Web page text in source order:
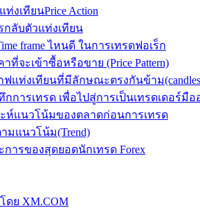
งเทียนPrice Action
กลับตัวแท่งเทียน
frame ไหนดี ในการเทรดฟอเร็ก
ที่จะเข้าซื้อหรือขาย (Price Pattern)
แท่งเทียนที่มีลักษณะตรงกันข้าม
การเทรด เพื่อไปสู่การเป็นเทรดเดอร์มื
ะห์แนวโน้มของตลาดก่อนการเทรด
มแนวโน้ม(Trend)
การของสุดยอดนักเทรด Forex
ดย XM.COM